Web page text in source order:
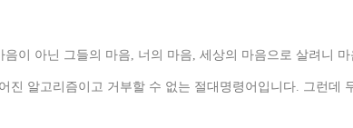
이 아닌 그들의 마음, 너의 마음, 세상의 마음으로 살려니
알고리즘이고 거부할 수 없는 절대명령어입니다. 그런